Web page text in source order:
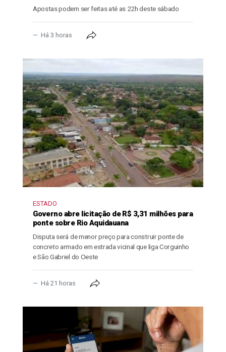
Apostas podem ser feitas até as 22h deste sábado
Há 3 horas
ESTADO
Governo abre licitação de R$ 3,31 milhões para
ponte sobre Rio Aquidauana
Disputa será de menor preço para construir ponte de
concreto armado em estrada vicinal que liga Corguinho
e São Gabriel do Oeste
Há 21 horas